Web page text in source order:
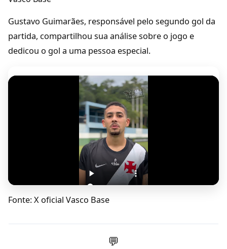
Gustavo Guimarães, responsável pelo segundo gol da
partida, compartilhou sua análise sobre o jogo e
dedicou o gol a uma pessoa especial.
Fonte: X oficial Vasco Base
💬